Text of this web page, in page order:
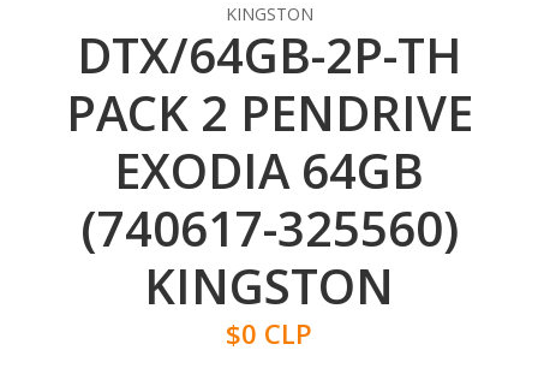
KINGSTON
DTX/64GB-2P-TH
PACK 2 PENDRIVE
EXODIA 64GB
(740617-325560)
KINGSTON
$0 CLP